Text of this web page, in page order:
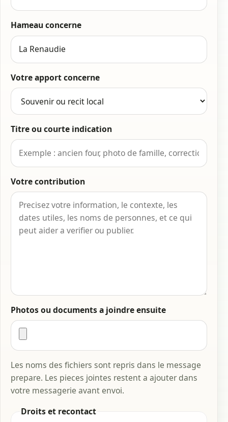
Hameau concerne
Votre apport concerne
Titre ou courte indication
Votre contribution
Photos ou documents a joindre ensuite
Les noms des fichiers sont repris dans le message
prepare. Les pieces jointes restent a ajouter dans
votre messagerie avant envoi.
Droits et recontact